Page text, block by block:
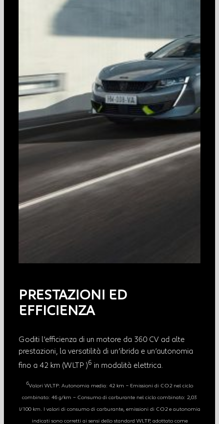
PRESTAZIONI ED
EFFICIENZA
Goditi l’efficienza di un motore da 360 CV ad alte
prestazioni, la versatilità di un’ibrida e un’autonomia
fino a 42 km (WLTP )6 in modalità elettrica.
6Valori WLTP: Autonomia media: 42 km – Emissioni di CO2 nel ciclo
combinato: 46 g/km – Consumo di carburante nel ciclo combinato: 2,03
l/100 km. I valori di consumo di carburante, emissioni di CO2 e autonomia
indicati sono corretti ai sensi dello standard WLTP, adottato come